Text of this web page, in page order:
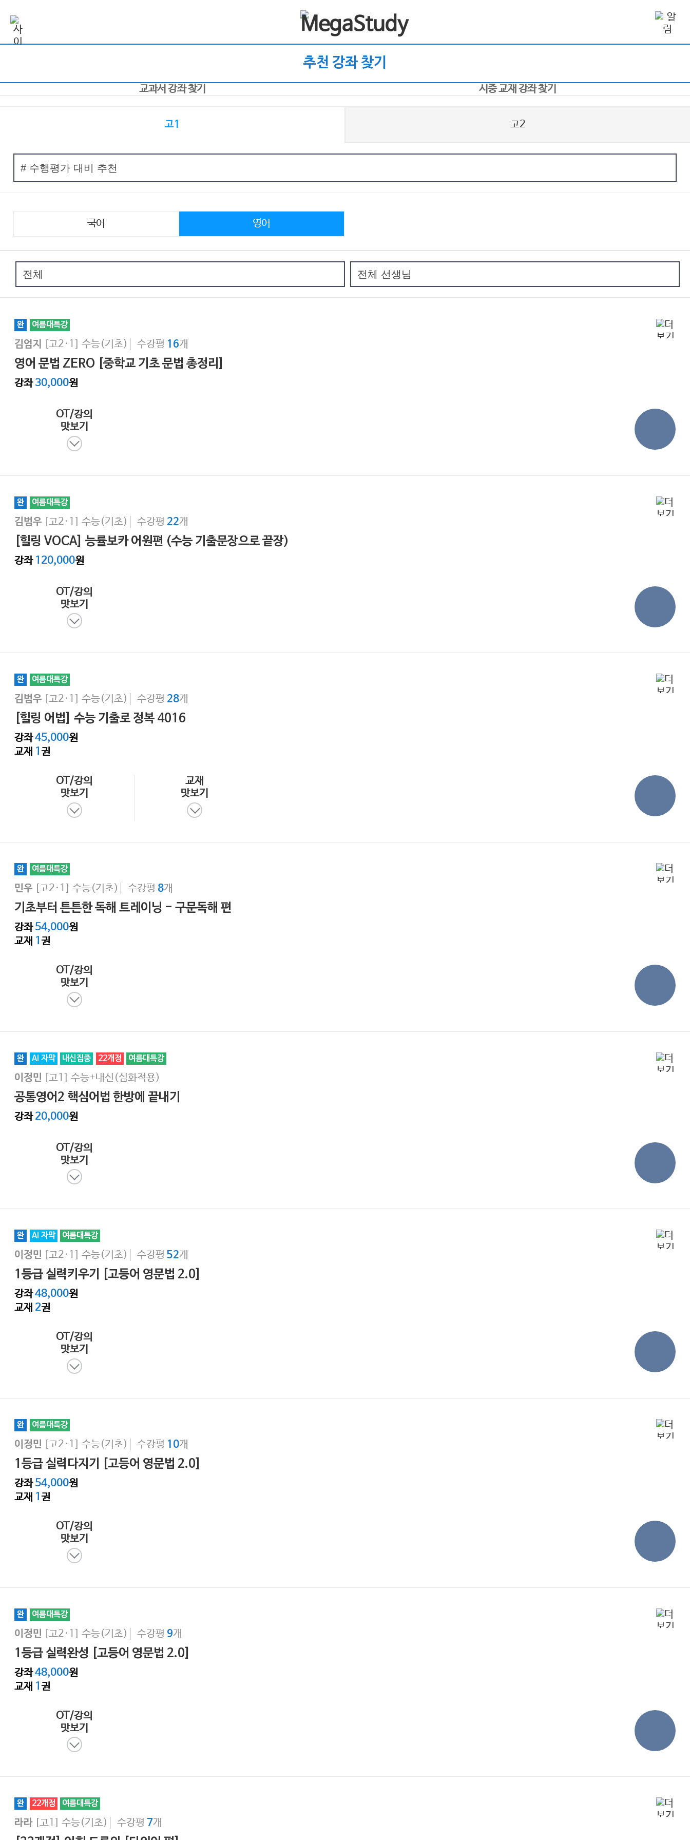
추천 강좌 찾기
교과서 강좌 찾기 시중 교재 강좌 찾기
고1 고2
국어 영어
완 여름대특강
김엄지 [고2·1] 수능(기초) 수강평 16개
영어 문법 ZERO [중학교 기초 문법 총정리]
강좌30,000원
OT/강의
맛보기
완 여름대특강
김범우 [고2·1] 수능(기초) 수강평 22개
[힐링 VOCA] 능률보카 어원편 (수능 기출문장으로 끝장)
강좌 120,000원
OT/강의
맛보기
완 여름대특강
김범우 [고2·1] 수능(기초) 수강평 28개
[힐링 어법] 수능 기출로 정복 4016
강좌45,000원
교재 1권
OT/강의
맛보기
교재
맛보기
완 여름대특강
민우 [고2·1] 수능(기초) 수강평 8개
기초부터 튼튼한 독해 트레이닝 - 구문독해 편
강좌54,000원
교재 1권
OT/강의
맛보기
완 AI 자막 내신집중 22개정 여름대특강
이정민 [고1] 수능+내신(심화적용)
공통영어2 핵심어법 한방에 끝내기
강좌20,000원
OT/강의
맛보기
완 AI 자막 여름대특강
이정민 [고2·1] 수능(기초) 수강평 52개
1등급 실력키우기 [고등어 영문법 2.0]
강좌48,000원
교재 2권
OT/강의
맛보기
완 여름대특강
이정민 [고2·1] 수능(기초) 수강평 10개
1등급 실력다지기 [고등어 영문법 2.0]
강좌54,000원
교재 1권
OT/강의
맛보기
완 여름대특강
이정민 [고2·1] 수능(기초) 수강평 9개
1등급 실력완성 [고등어 영문법 2.0]
강좌48,000원
교재 1권
OT/강의
맛보기
완 22개정 여름대특강
라라 [고1] 수능(기초) 수강평 7개